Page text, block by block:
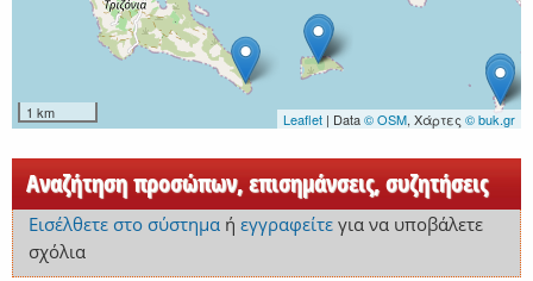
1 km Leaflet | Data© OSM, Χάρτες © buk.gr
Αναζήτηση προσώπων, επισημάνσεις, συζητήσεις
Εισέλθετε στο σύστημαή εγγραφείτεγια να υποβάλετε
σχόλια